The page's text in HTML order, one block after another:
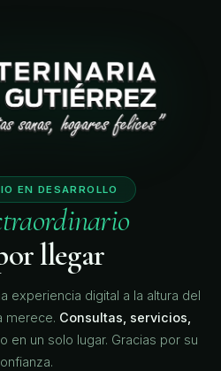
EN DESARROLLO
llegar
experiencia digital a la altura del
merece. Consultas, servicios,
en un solo lugar. Gracias por su